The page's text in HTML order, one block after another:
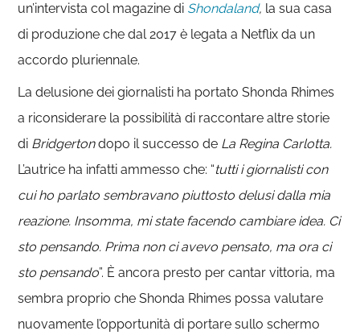
un’intervista col magazine di Shondaland, la sua casa
di produzione che dal 2017 è legata a Netflix da un
accordo pluriennale.
La delusione dei giornalisti ha portato Shonda Rhimes
a riconsiderare la possibilità di raccontare altre storie
di Bridgertondopo il successo de La Regina Carlotta.
L’autrice ha infatti ammesso che: “tutti i giornalisti con
cui ho parlato sembravano piuttosto delusi dalla mia
reazione. Insomma, mi state facendo cambiare idea. Ci
sto pensando. Prima non ci avevo pensato, ma ora ci
sto pensando”. È ancora presto per cantar vittoria, ma
sembra proprio che Shonda Rhimes possa valutare
nuovamente l’opportunità di portare sullo schermo